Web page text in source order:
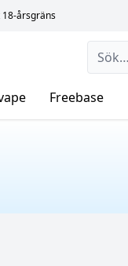
18-årsgräns
Freebase